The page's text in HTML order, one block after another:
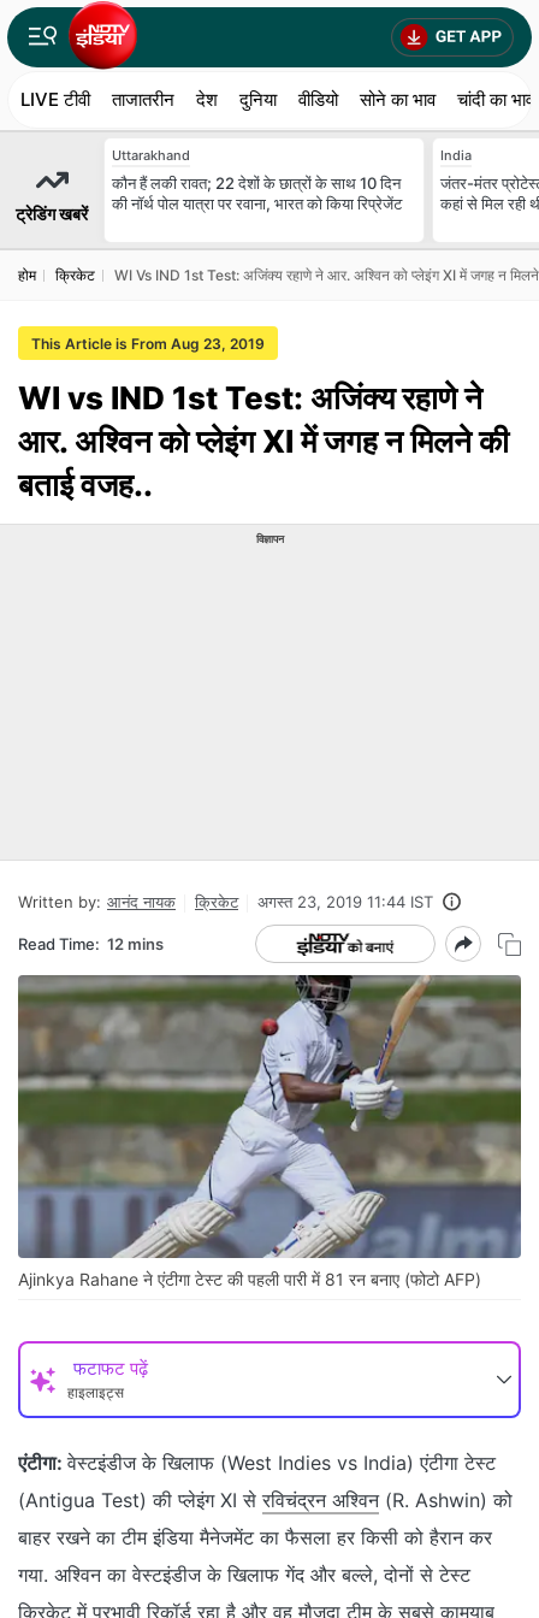
LIVE टीवी ताजातरीन देश दुनिया वीडियो सोने का भाव चांदी का भाव
ट्रेडिंग खबरें
Uttarakhand
कौन हैं लकी रावत; 22 देशों के छात्रों के साथ 10 दिन
की नॉर्थ पोल यात्रा पर रवाना, भारत को किया रिप्रेजेंट
India
जंतर-मंतर
कहां से मिल रही
होम क्रिकेट WI Vs IND 1st Test: अजिंक्‍य रहाणे ने आर. अश्विन को प्‍लेइंग XI में जगह न
This Article is From Aug 23, 2019
WI vs IND 1st Test: अजिंक्‍य रहाणे ने
आर. अश्विन को प्‍लेइंग XI में जगह न मिलने की
बताई वजह..
विज्ञापन
Written by: आनंद नायक क्रिकेट अगस्त 23, 2019 11:44 IST
Read Time: 12 mins
Ajinkya Rahane ने एंटीगा टेस्‍ट की पहली पारी में 81 रन बनाए (फोटो AFP)
फटाफट पढ़ें
हाइलाइट्स
एंटीगा: वेस्‍टइंडीज के खिलाफ (West Indies vs India) एंटीगा टेस्‍ट
(Antigua Test) की प्‍लेइंग XI सेरविचंद्रन अश्विन(R. Ashwin) को
बाहर रखने का टीम इंडिया मैनेजमेंट का फैसला हर किसी को हैरान कर
गया. अश्विन का वेस्‍टइंडीज के खिलाफ गेंद और बल्‍ले, दोनों से टेस्‍ट
क्रिकेट में प्रभावी रिकॉर्ड रहा है और वह मौजूदा टीम के सबसे कामयाब